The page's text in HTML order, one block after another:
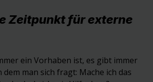
Zeitpunkt für externe
ein Vorhaben ist, es gibt immer
man sich fragt: Mache ich das